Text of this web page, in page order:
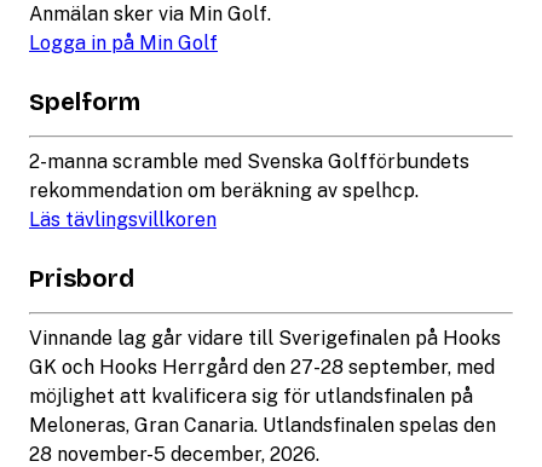
Anmälan sker via Min Golf.
Logga in på Min Golf
Spelform
2-manna scramble med Svenska Golfförbundets
rekommendation om beräkning av spelhcp.
Läs tävlingsvillkoren
Prisbord
Vinnande lag går vidare till Sverigefinalen på Hooks
GK och Hooks Herrgård den 27-28 september, med
möjlighet att kvalificera sig för utlandsfinalen på
Meloneras, Gran Canaria. Utlandsfinalen spelas den
28 november-5 december, 2026.